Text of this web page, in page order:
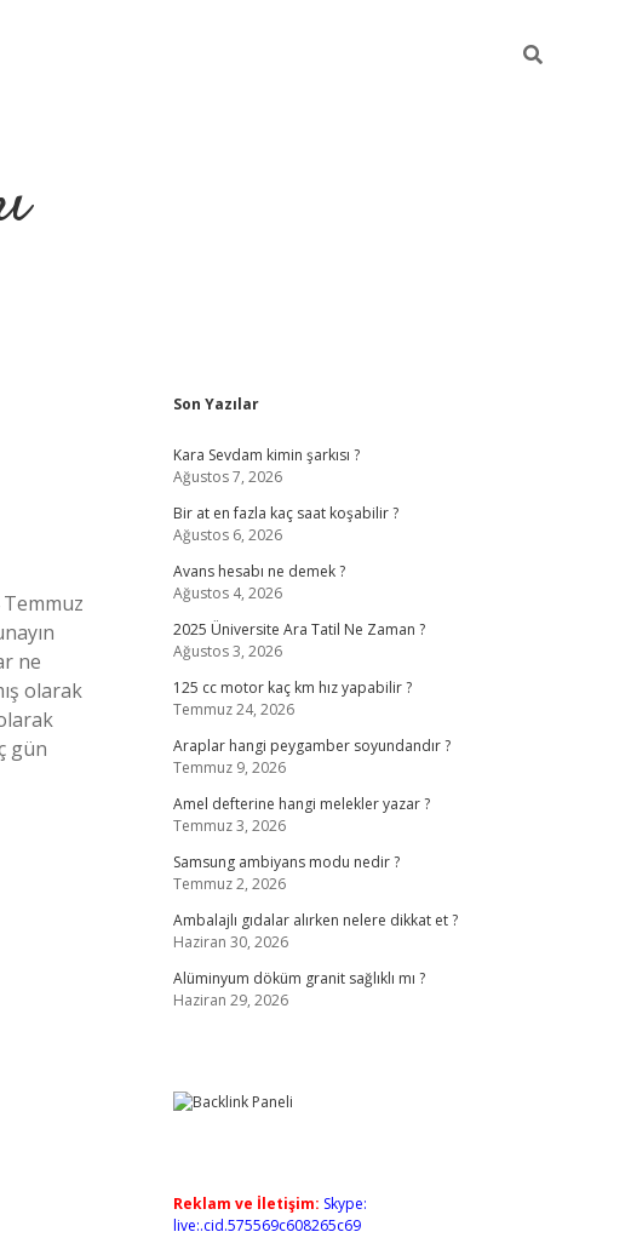
ne
olarak
gün
Sidebar
Son Yazılar
Kara Sevdam kimin şarkısı ?
Ağustos 7, 2026
Bir at en fazla kaç saat koşabilir ?
Ağustos 6, 2026
Avans hesabı ne demek ?
Ağustos 4, 2026
2025 Üniversite Ara Tatil Ne Zaman ?
Ağustos 3, 2026
125 cc motor kaç km hız yapabilir ?
Temmuz 24, 2026
Araplar hangi peygamber soyundandır ?
Temmuz 9, 2026
Amel defterine hangi melekler yazar ?
Temmuz 3, 2026
Samsung ambiyans modu nedir ?
Temmuz 2, 2026
Ambalajlı gıdalar alırken nelere dikkat et ?
Haziran 30, 2026
Alüminyum döküm granit sağlıklı mı ?
Haziran 29, 2026
Reklam ve İletişim: Skype:
live:.cid.575569c608265c69